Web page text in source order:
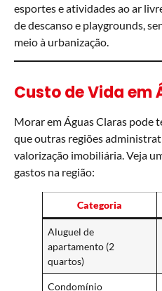
esportes e atividades ao ar
de descanso e playgrounds,
meio à urbanização.
Custo de Vida em
Morar em Águas Claras pode
que outras regiões
valorização imobiliária. Veja
gastos na região:
Categoria
Aluguel de
apartamento (2
quartos)
Condomínio